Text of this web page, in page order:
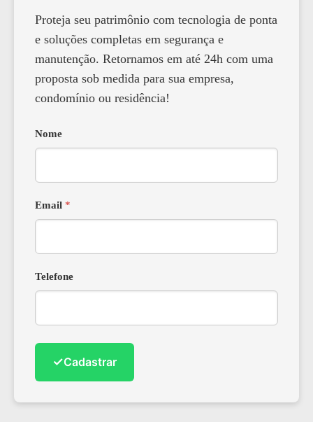
Proteja seu patrimônio com tecnologia de ponta
e soluções completas em segurança e
manutenção. Retornamos em até 24h com uma
proposta sob medida para sua empresa,
condomínio ou residência!
Nome
Email *
Telefone
✓Cadastrar